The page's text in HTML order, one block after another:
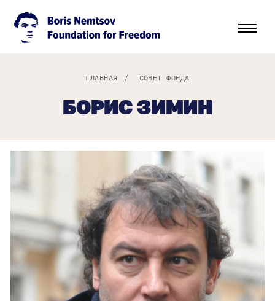
ГЛАВНАЯ / СОВЕТ ФОНДА
БОРИС ЗИМИН